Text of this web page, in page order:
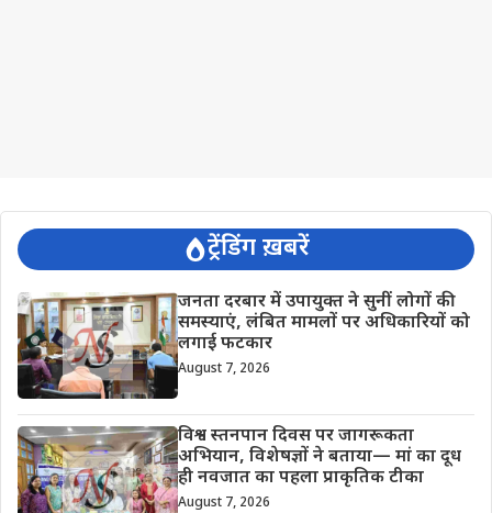
ट्रेंडिंग ख़बरें
जनता दरबार में उपायुक्त ने सुनीं लोगों की
समस्याएं, लंबित मामलों पर अधिकारियों को
लगाई फटकार
August 7, 2026
विश्व स्तनपान दिवस पर जागरूकता
अभियान, विशेषज्ञों ने बताया— मां का दूध
ही नवजात का पहला प्राकृतिक टीका
August 7, 2026